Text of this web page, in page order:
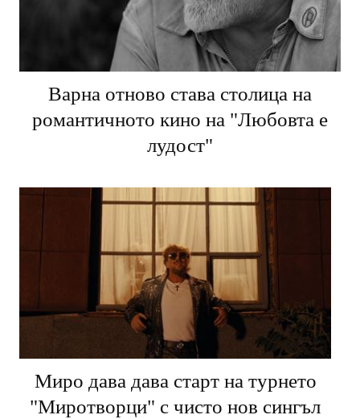
Варна отново става столица на
романтичното кино на "Любовта е
лудост"
Миро дава дава старт на турнето
"Миротворци" с чисто нов сингъл